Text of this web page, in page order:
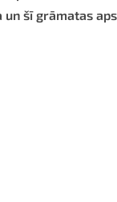
un šī grāmatas